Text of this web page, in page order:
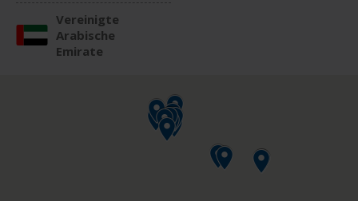
Vereinigte
Arabische
Emirate